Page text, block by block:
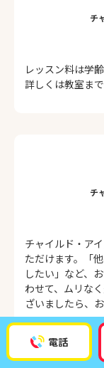
電話
チ
レッスン料は学
詳しくは教室ま
チ
チャイルド・ア
ただけます。「
したい」など、
わせて、ムリな
ざいましたら、
知能育成コース 時
時間帯